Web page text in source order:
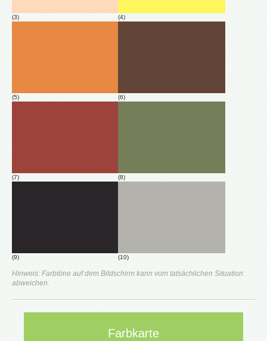
(3) (4)
(5) (6)
(7) (8)
(9) (10)
Hinweis: Farbtöne auf dem Bildschirm kann vom tatsächlichen Situation
abweichen.
Farbkarte